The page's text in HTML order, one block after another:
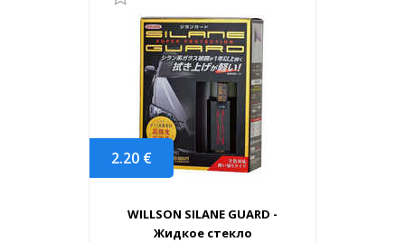
2.20 €
WILLSON SILANE GUARD -
Жидкое стекло